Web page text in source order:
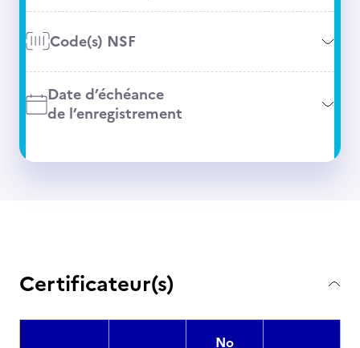
Code(s) NSF
Date d’échéance
de l’enregistrement
Certificateur(s)
No